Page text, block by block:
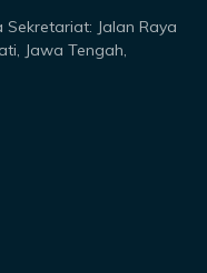
Sekretariat: Jalan Raya
Jawa Tengah,